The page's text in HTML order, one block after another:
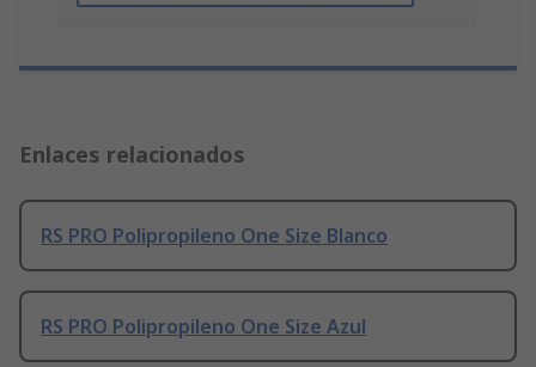
Enlaces relacionados
RS PRO Polipropileno One Size Blanco
RS PRO Polipropileno One Size Azul